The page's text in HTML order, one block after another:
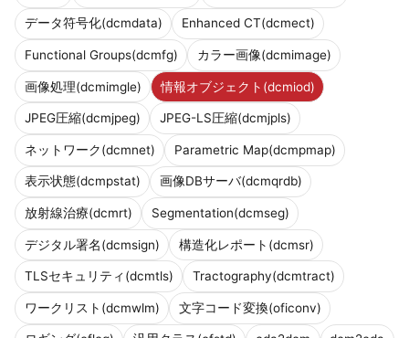
データ符号化(dcmdata) Enhanced CT(dcmect)
Functional Groups(dcmfg) カラー画像(dcmimage)
画像処理(dcmimgle) 情報オブジェクト(dcmiod)
JPEG圧縮(dcmjpeg) JPEG-LS圧縮(dcmjpls)
ネットワーク(dcmnet) Parametric Map(dcmpmap)
表示状態(dcmpstat) 画像DBサーバ(dcmqrdb)
放射線治療(dcmrt) Segmentation(dcmseg)
デジタル署名(dcmsign) 構造化レポート(dcmsr)
TLSセキュリティ(dcmtls) Tractography(dcmtract)
ワークリスト(dcmwlm) 文字コード変換(oficonv)